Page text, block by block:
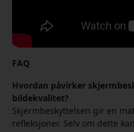
FAQ
Hvordan påvirker
bildekvalitet?
Skjermbeskyttelsen gir en
refleksjoner. Selv om dette